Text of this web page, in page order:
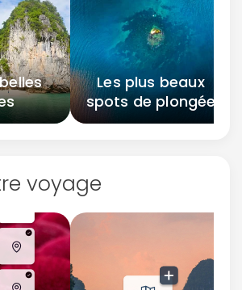
Les plus beaux
spots de plongée
voyage